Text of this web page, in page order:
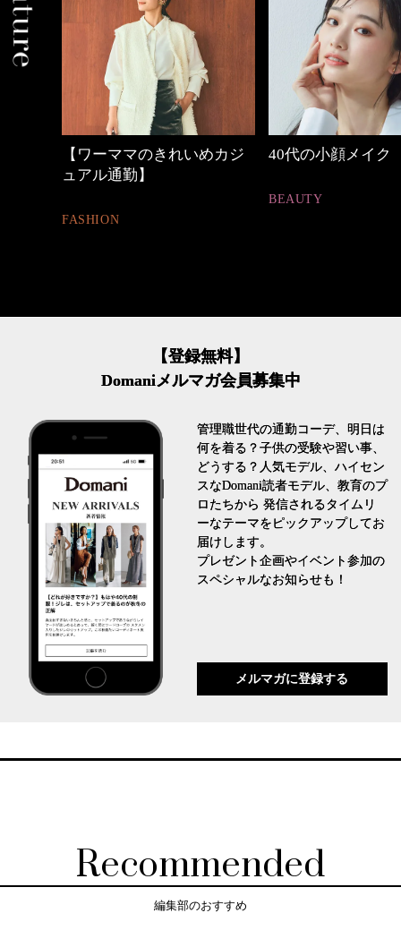
【ワーママのきれいめカジ
ュアル通勤】
FASHION
40代の小顔メイク
BEAUTY
【登録無料】
Domaniメルマガ会員募集中
管理職世代の通勤コーデ、明日は
何を着る？子供の受験や習い事、
どうする？人気モデル、ハイセン
スなDomani読者モデル、教育のプ
ロたちから 発信されるタイムリ
ーなテーマをピックアップしてお
届けします。
プレゼント企画やイベント参加の
スペシャルなお知らせも！
メルマガに登録する
Recommended
編集部のおすすめ